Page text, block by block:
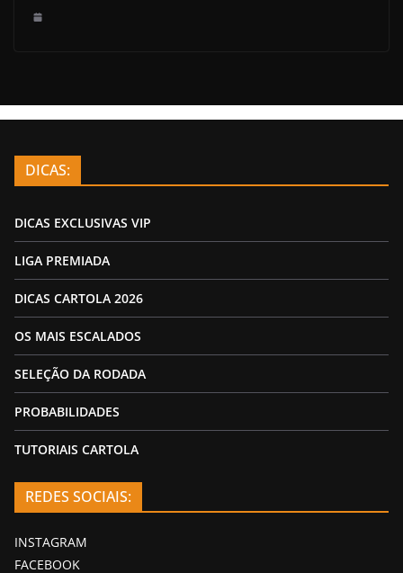
DICAS:
DICAS EXCLUSIVAS VIP
LIGA PREMIADA
DICAS CARTOLA 2026
OS MAIS ESCALADOS
SELEÇÃO DA RODADA
PROBABILIDADES
TUTORIAIS CARTOLA
REDES SOCIAIS:
INSTAGRAM
FACEBOOK